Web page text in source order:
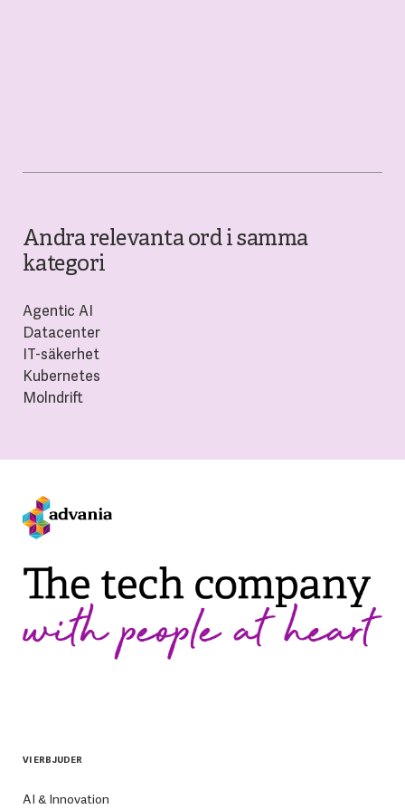
Andra relevanta ord i samma
kategori
Agentic AI
Datacenter
IT-säkerhet
Kubernetes
Molndrift
VI ERBJUDER
AI & Innovation